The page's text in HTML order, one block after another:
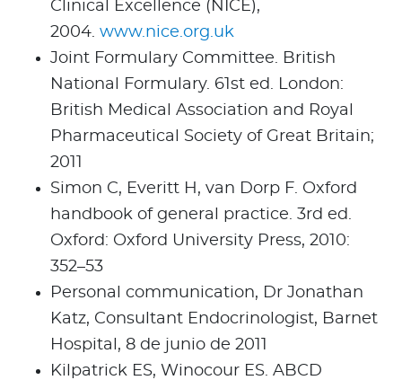
Clinical Excellence (NICE),
2004. www.nice.org.uk
Joint Formulary Committee. British
National Formulary. 61st ed. London:
British Medical Association and Royal
Pharmaceutical Society of Great Britain;
2011
Simon C, Everitt H, van Dorp F. Oxford
handbook of general practice. 3rd ed.
Oxford: Oxford University Press, 2010:
352–53
Personal communication, Dr Jonathan
Katz, Consultant Endocrinologist, Barnet
Hospital, 8 de junio de 2011
Kilpatrick ES, Winocour ES. ABCD